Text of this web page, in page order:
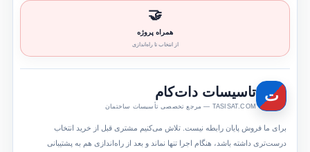
🤝
همراه پروژه
از انتخاب تا راه‌اندازی
ت تاسیسات دات‌کام
TASISAT.COM — مرجع تخصصی تأسیسات ساختمان
برای ما فروش پایان رابطه نیست. تلاش می‌کنیم مشتری قبل از خرید انتخاب
درست‌تری داشته باشد، هنگام اجرا تنها نماند و بعد از راه‌اندازی هم به پشتیبانی